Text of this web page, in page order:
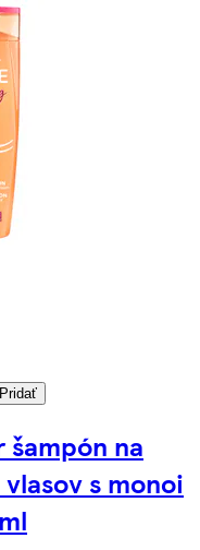
Pridať
šampón na
s monoi